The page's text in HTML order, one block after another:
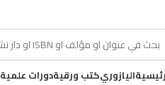
اليازوريكتب ورقيةدورات علمية Click to enlarge